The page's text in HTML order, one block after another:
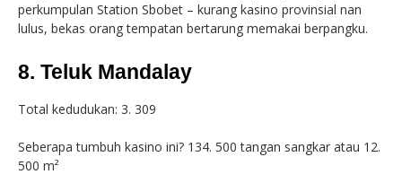
perkumpulan Station Sbobet – kurang kasino provinsial nan
lulus, bekas orang tempatan bertarung memakai berpangku.
8. Teluk Mandalay
Total kedudukan: 3. 309
Seberapa tumbuh kasino ini? 134. 500 tangan sangkar atau 12.
500 m²